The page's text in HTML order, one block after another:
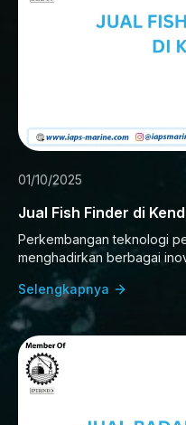
01/10/2025
Jual Fish Finder di
Perkembangan teknologi
menghadirkan berbagai
Selengkapnya